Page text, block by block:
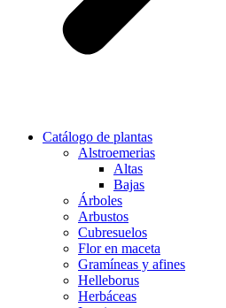
Catálogo de plantas
Alstroemerias
Altas
Bajas
Árboles
Arbustos
Cubresuelos
Flor en maceta
Gramíneas y afines
Helleborus
Herbáceas